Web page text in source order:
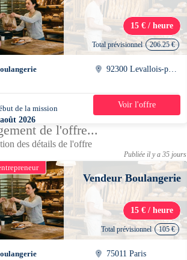
15 € / heure
Total prévisionnel 206.25 €
de la mission
2026
- 20h45
2 jours
Voir l'offre
de l'offre...
des détails de l'offre
Publiée il y a 35 jours
Vendeur Boulangerie
15 € / heure
Total prévisionnel 105 €
75011 Paris